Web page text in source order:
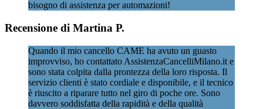
bisogno di assistenza per automazioni!
Recensione di Martina P.
Quando il mio cancello CAME ha avuto un guasto
improvviso, ho contattato AssistenzaCancelliMilano.it e
sono stata colpita dalla prontezza della loro risposta. Il
servizio clienti è stato cordiale e disponibile, e il tecnico
è riuscito a riparare tutto nel giro di poche ore. Sono
davvero soddisfatta della rapidità e della qualità